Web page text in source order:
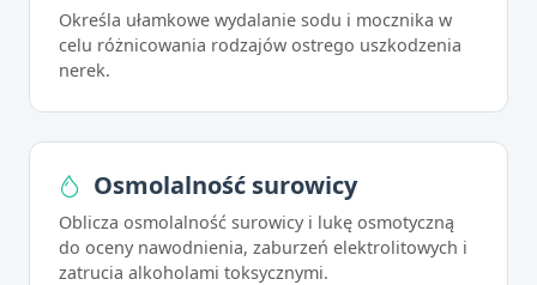
Określa ułamkowe wydalanie sodu i mocznika w
celu różnicowania rodzajów ostrego uszkodzenia
nerek.
Osmolalność surowicy
Oblicza osmolalność surowicy i lukę osmotyczną
do oceny nawodnienia, zaburzeń elektrolitowych i
zatrucia alkoholami toksycznymi.